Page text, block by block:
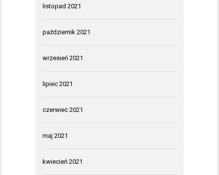
listopad 2021
październik 2021
wrzesień 2021
lipiec 2021
czerwiec 2021
maj 2021
kwiecień 2021